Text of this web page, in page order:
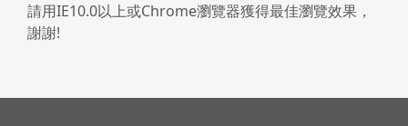
請用IE10.0以上或Chrome瀏覽器獲得最佳瀏覽效果，
謝謝!